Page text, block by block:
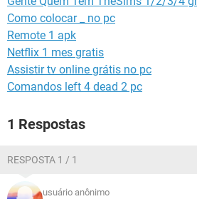
Como colocar _ no pc
Remote 1 apk
Netflix 1 mes gratis
Assistir tv online grátis no pc
Comandos left 4 dead 2 pc
1 Respostas
RESPOSTA 1 / 1
usuário anônimo